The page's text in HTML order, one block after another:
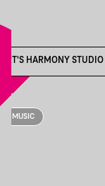
ART'S HARMONY STUDIO
MUSIC